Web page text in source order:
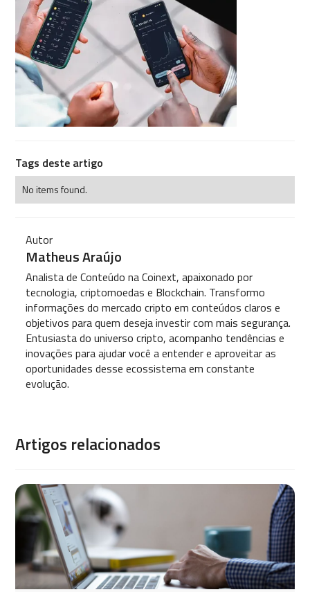
Tags deste artigo
No items found.
Autor
Matheus Araújo
Analista de Conteúdo na Coinext, apaixonado por
tecnologia, criptomoedas e Blockchain. Transformo
informações do mercado cripto em conteúdos claros e
objetivos para quem deseja investir com mais segurança.
Entusiasta do universo cripto, acompanho tendências e
inovações para ajudar você a entender e aproveitar as
oportunidades desse ecossistema em constante
evolução.
Artigos relacionados